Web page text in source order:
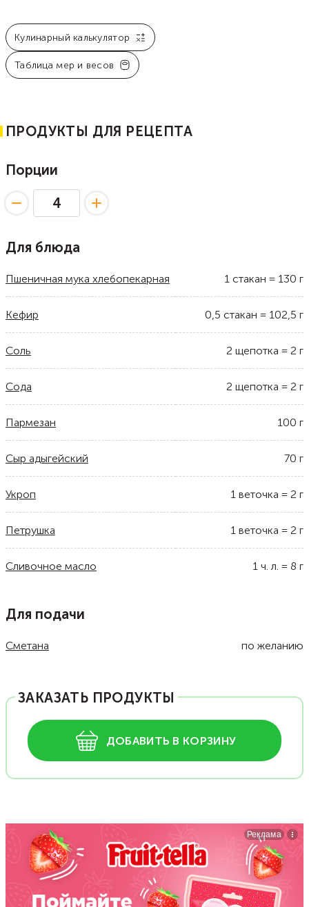
Кулинарный калькулятор
Таблица мер и весов
ПРОДУКТЫ ДЛЯ РЕЦЕПТА
Порции
Для блюда
Пшеничная мука хлебопекарная 1 стакан = 130 г
Кефир 0,5 стакан = 102,5 г
Соль 2 щепотка = 2 г
Сода 2 щепотка = 2 г
Пармезан 100 г
Сыр адыгейский 70 г
Укроп 1 веточка = 2 г
Петрушка 1 веточка = 2 г
Сливочное масло 1 ч. л. = 8 г
Для подачи
Сметана по желанию
ЗАКАЗАТЬ ПРОДУКТЫ
ДОБАВИТЬ В КОРЗИНУ